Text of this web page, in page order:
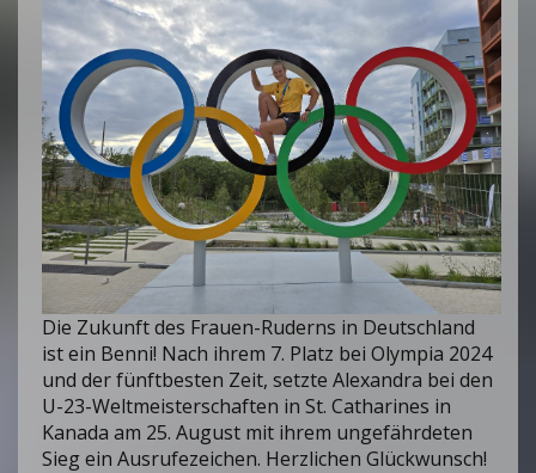
Die Zukunft des Frauen-Ruderns in Deutschland
ist ein Benni! Nach ihrem 7. Platz bei Olympia 2024
und der fünftbesten Zeit, setzte Alexandra bei den
U-23-Weltmeisterschaften in St. Catharines in
Kanada am 25. August mit ihrem ungefährdeten
Sieg ein Ausrufezeichen. Herzlichen Glückwunsch!